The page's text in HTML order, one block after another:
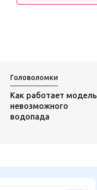
Головоломки
Как работает модель
невозможного
водопада